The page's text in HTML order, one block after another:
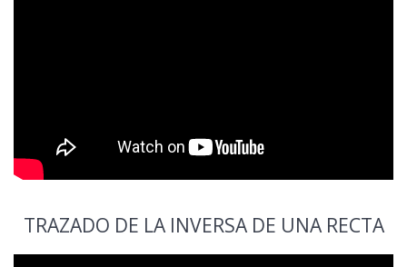
TRAZADO DE LA INVERSA DE UNA RECTA